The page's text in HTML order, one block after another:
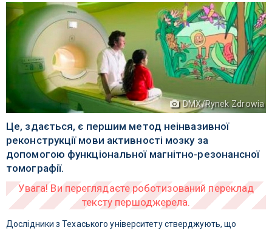
DMX/Rynek Zdrowia
Це, здається, є першим метод неінвазивної
реконструкції мови активності мозку за
допомогою функціональної магнітно-резонансної
томографії.
Дослідники з Техаського університету стверджують, що